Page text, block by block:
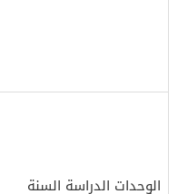
الوحدات الدراسة السنة